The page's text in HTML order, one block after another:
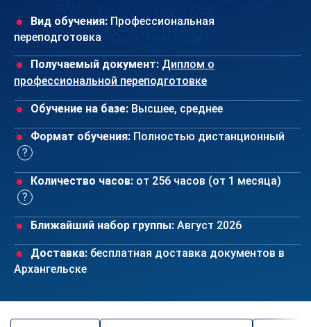
Вид обучения: Профессиональная
переподготовка
Получаемый документ: Диплом о
профессиональной переподготовке
Обучение на базе: Высшее, среднее
Формат обучения: Полностью дистанционный
Количество часов: от 256 часов (от 1 месяца)
Ближайший набор группы: Август 2026
Доставка: бесплатная доставка документов в
Архангельске